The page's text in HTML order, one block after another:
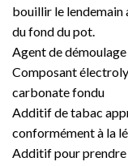
bouillir le lendemain
du fond du pot.
Agent de
Composant
carbonate fondu
Additif de tabac
conformément à la
Additif pour prendre